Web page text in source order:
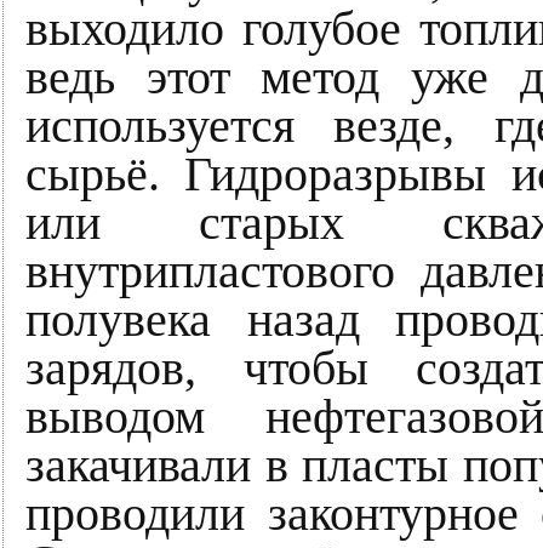
выходило голубое
ведь этот метод уже
используется везде,
сырьё. Гидроразрывы
или старых
внутрипластового
полувека назад
зарядов, чтобы
выводом
закачивали в пласты
проводили